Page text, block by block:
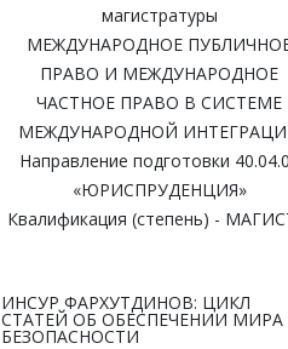
магистратуры
МЕЖДУНАРОДНОЕ
ПРАВО И МЕЖДУНАРОДНОЕ
ЧАСТНОЕ ПРАВО В СИСТЕМЕ
МЕЖДУНАРОДНОЙ
Направление подготовки
«ЮРИСПРУДЕНЦИЯ»
Квалификация (степень) -
ИНСУР ФАРХУТДИНОВ: ЦИКЛ
СТАТЕЙ ОБ ОБЕСПЕЧЕНИИ МИРА
БЕЗОПАСНОСТИ